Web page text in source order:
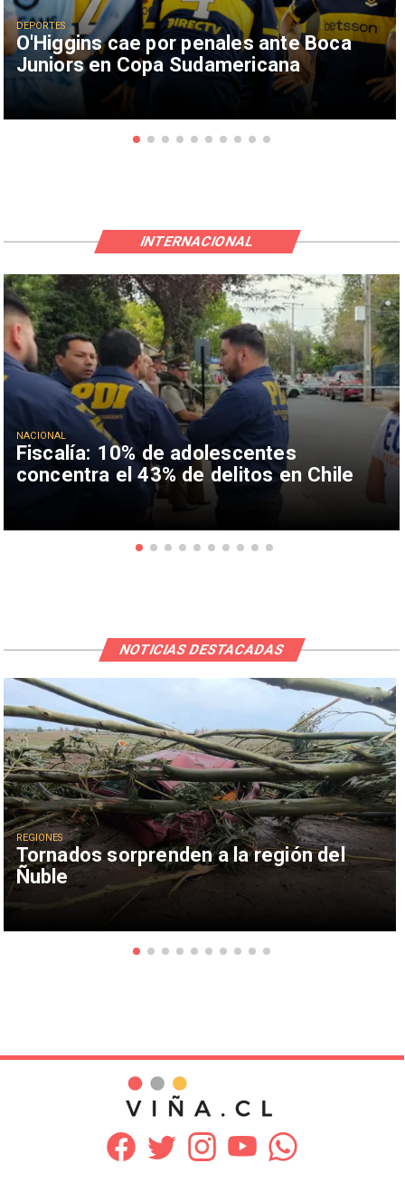
O'Higgins cae por penales ante Boca
Juniors en Copa Sudamericana
DEPORTES
Fiscalía: 10% de adolescentes
concentra el 43% de delitos en Chile
NACIONAL
INTERNACIONAL
Tornados sorprenden a la región del
Ñuble
REGIONES
NOTICIAS DESTACADAS